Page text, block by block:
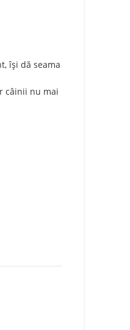
își dă seama
câinii nu mai